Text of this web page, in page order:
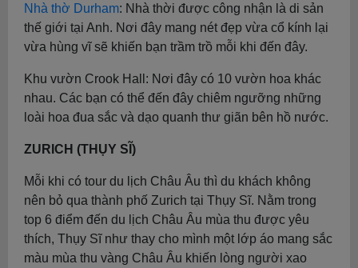
Nhà thờ Durham: Nhà thời được công nhận là di sản
thế giới tại Anh. Nơi đây mang nét đẹp vừa cổ kính lại
vừa hùng vĩ sẽ khiến bạn trầm trồ mỗi khi đến đây.
Khu vườn Crook Hall: Nơi đây có 10 vườn hoa khác
nhau. Các bạn có thể đến đây chiêm ngưỡng những
loài hoa đua sắc và dạo quanh thư giãn bên hồ nước.
ZURICH (THỤY SĨ)
Mỗi khi có tour du lịch Châu Âu thì du khách không
nên bỏ qua thành phố Zurich tại Thụy Sĩ. Nằm trong
top 6 điểm đến du lịch Châu Âu mùa thu được yêu
thích, Thụy Sĩ như thay cho mình một lớp áo mang sắc
màu mùa thu vàng Châu Âu khiến lòng người xao